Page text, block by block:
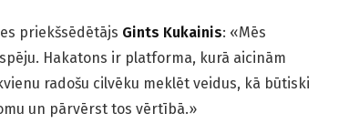
priekšsēdētājs Gints Kukainis: «Mēs
Hakatons ir platforma, kurā aicinām
radošu cilvēku meklēt veidus, kā būtiski
un pārvērst tos vērtībā.»